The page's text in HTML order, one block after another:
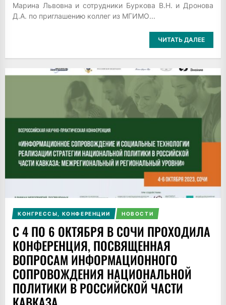
Марина Львовна и сотрудники Буркова В.Н. и Дронова
Д.А. по приглашению коллег из МГИМО...
ЧИТАТЬ ДАЛЕЕ
КОНГРЕССЫ, КОНФЕРЕНЦИИ НОВОСТИ
С 4 ПО 6 ОКТЯБРЯ В СОЧИ ПРОХОДИЛА
КОНФЕРЕНЦИЯ, ПОСВЯЩЕННАЯ
ВОПРОСАМ ИНФОРМАЦИОННОГО
СОПРОВОЖДЕНИЯ НАЦИОНАЛЬНОЙ
ПОЛИТИКИ В РОССИЙСКОЙ ЧАСТИ